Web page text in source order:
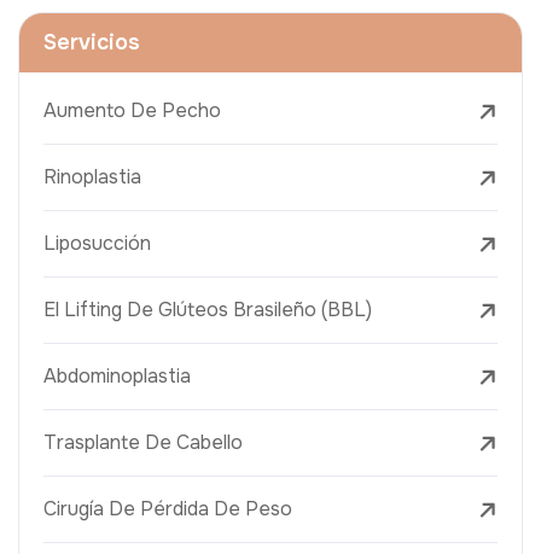
Servicios
Aumento De Pecho
Rinoplastia
Liposucción
El Lifting De Glúteos Brasileño (BBL)
Abdominoplastia
Trasplante De Cabello
Cirugía De Pérdida De Peso